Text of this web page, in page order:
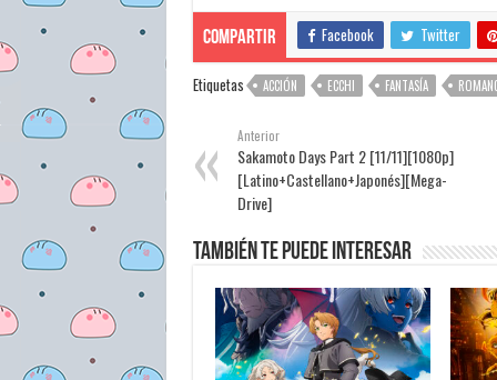
Compartir Facebook Twitter
Etiquetas ACCIÓN ECCHI FANTASÍA
Anterior
Sakamoto Days Part 2 [11/11][1080p]
[Latino+Castellano+Japonés][Mega-
Drive]
También te puede interesar